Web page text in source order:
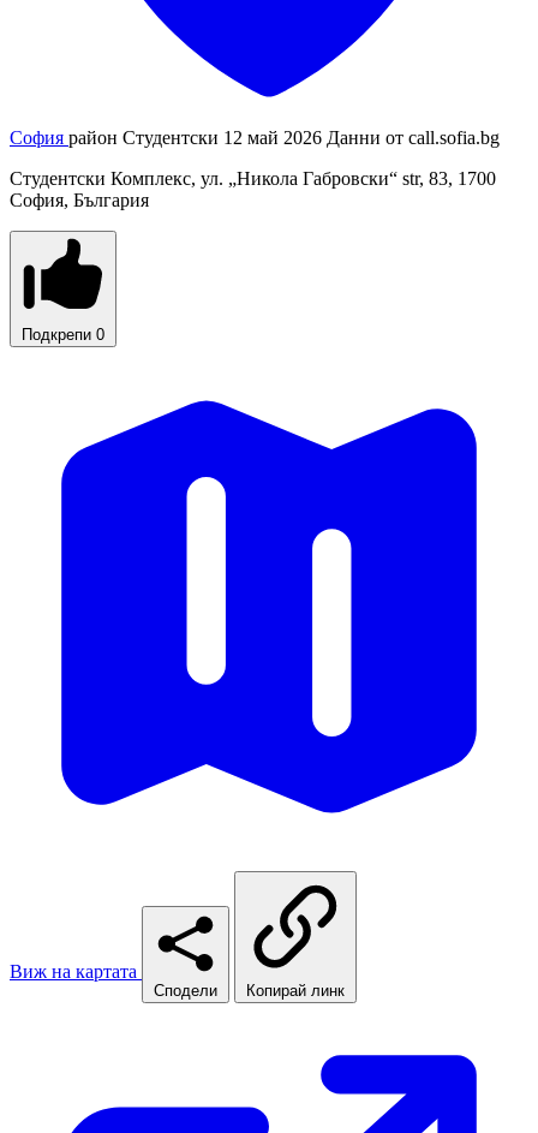
София район Студентски 12 май 2026 Данни от call.sofia.bg
Студентски Комплекс, ул. „Никола Габровски“ str, 83, 1700
София, България
Подкрепи 0
Виж на картата
Сподели Копирай линк